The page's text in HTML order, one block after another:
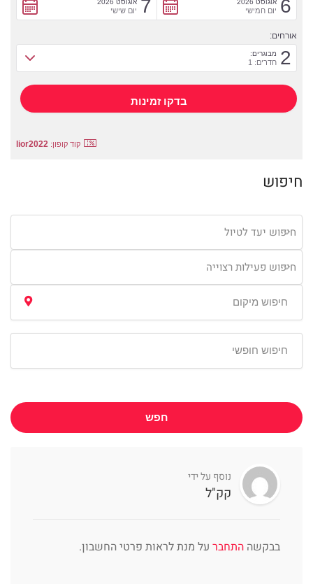
6 אוגוסט 2026
יום חמישי 7 אוגוסט 2026
יום שישי
אורחים:
2 מבוגרים:
חדרים: 1
קוד קופון: lior2022
חיפוש
חיפוש יעד לטיול
חיפוש פעילות רצוייה
חפש
נוסף על ידי
קק"ל
בבקשה התחבר על מנת לראות פרטי החשבון.